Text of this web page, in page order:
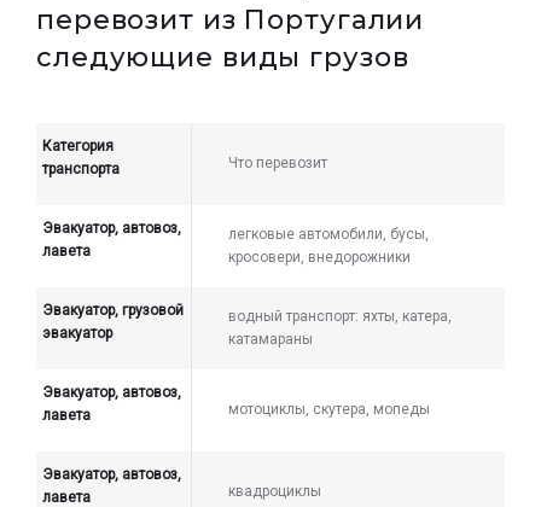
перевозит из Португалии
следующие виды грузов
Категория
транспорта
Что перевозит
Эвакуатор, автовоз,
лавета
легковые автомобили, бусы,
кросовери, внедорожники
Эвакуатор, грузовой
эвакуатор
водный транспорт: яхты, катера,
катамараны
Эвакуатор, автовоз,
лавета
мотоциклы, скутера, мопеды
Эвакуатор, автовоз,
лавета
квадроциклы